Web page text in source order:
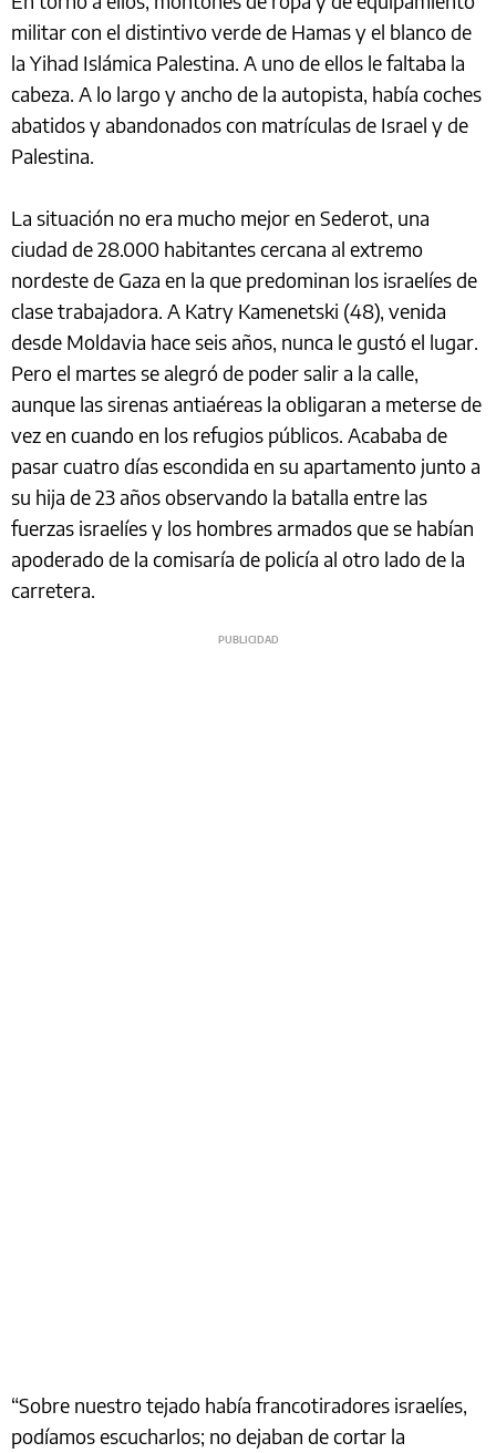
militar con el distintivo verde de Hamas y el blanco de
la Yihad Islámica Palestina. A uno de ellos le faltaba la
cabeza. A lo largo y ancho de la autopista, había coches
abatidos y abandonados con matrículas de Israel y de
Palestina.
La situación no era mucho mejor en Sederot, una
ciudad de 28.000 habitantes cercana al extremo
nordeste de Gaza en la que predominan los israelíes de
clase trabajadora. A Katry Kamenetski (48), venida
desde Moldavia hace seis años, nunca le gustó el lugar.
Pero el martes se alegró de poder salir a la calle,
aunque las sirenas antiaéreas la obligaran a meterse de
vez en cuando en los refugios públicos. Acababa de
pasar cuatro días escondida en su apartamento junto a
su hija de 23 años observando la batalla entre las
fuerzas israelíes y los hombres armados que se habían
apoderado de la comisaría de policía al otro lado de la
carretera.
“Sobre nuestro tejado había francotiradores israelíes,
podíamos escucharlos; no dejaban de cortar la